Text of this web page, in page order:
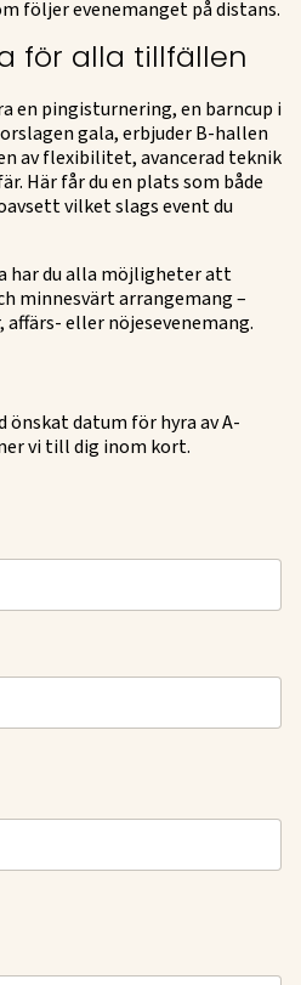
följer evenemanget på distans.
för alla tillfällen
en pingisturnering, en barncup i
gala, erbjuder B-hallen
av flexibilitet, avancerad teknik
Här får du en plats som både
vilket slags event du
har du alla möjligheter att
minnesvärt arrangemang –
eller nöjesevenemang.
datum för hyra av A-
vi till dig inom kort.